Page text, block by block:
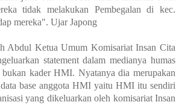
tidak melakukan Pembegalan di kec.
mereka". Ujar Japong
Abdul Ketua Umum Komisariat Insan Cita
statement dalam medianya humas
kader HMI. Nyatanya dia merupakan
base anggota HMI yaitu HMI itu sendiri
yang dikeluarkan oleh komisariat Insan